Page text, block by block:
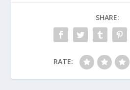
SHARE:
RATE: